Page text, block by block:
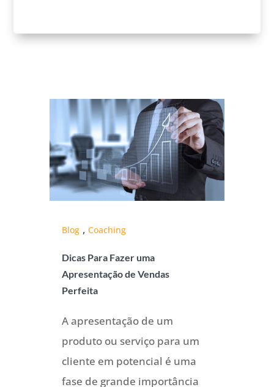
Blog , Coaching
Dicas Para Fazer uma
Apresentação de Vendas
Perfeita
A apresentação de um
produto ou serviço para um
cliente em potencial é uma
fase de grande importância